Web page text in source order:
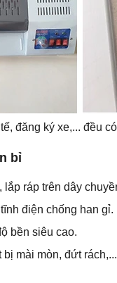
đăng ký xe,... đều
bỉ
ráp trên dây
điện chống han
bền siêu cao.
mài mòn, đứt